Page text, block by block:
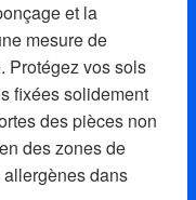
et la
mesure de
Protégez vos sols
fixées solidement
des pièces non
des zones de
dans